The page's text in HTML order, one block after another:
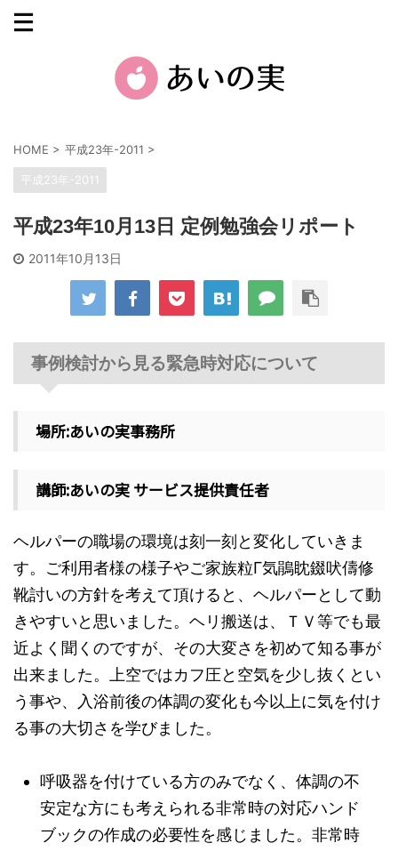
HOME > 平成23年-2011 >
平成23年-2011
平成23年10月13日 定例勉強会リポート
2011年10月13日
事例検討から見る緊急時対応について
場所:あいの実事務所
講師:あいの実 サービス提供責任者
ヘルパーの職場の環境は刻一刻と変化していきま
す。ご利用者様の様子やご家族粒Г気鵑眈錣吠儔修
靴討いの方針を考えて頂けると、ヘルパーとして動
きやすいと思いました。ヘリ搬送は、ＴＶ等でも最
近よく聞くのですが、その大変さを初めて知る事が
出来ました。上空ではカフ圧と空気を少し抜くとい
う事や、入浴前後の体調の変化も今以上に気を付け
る事の大切さを学びました。
呼吸器を付けている方のみでなく、体調の不
安定な方にも考えられる非常時の対応ハンド
ブックの作成の必要性を感じました。非常時